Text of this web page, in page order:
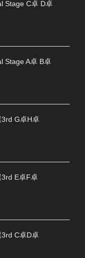
Stage C卓 D卓
Stage A卓 B卓
3rd G卓H卓
3rd E卓F卓
3rd C卓D卓